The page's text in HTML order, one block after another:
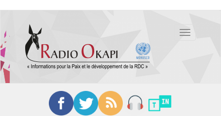
contenu
principal
Toggle